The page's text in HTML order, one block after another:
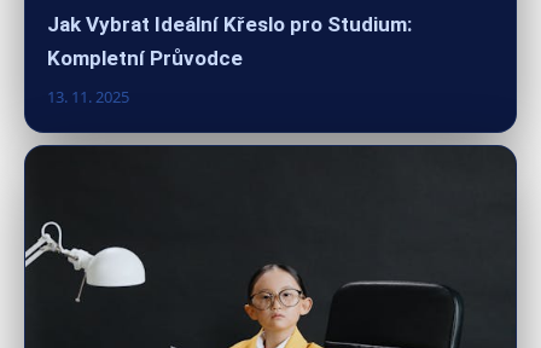
Jak Vybrat Ideální Křeslo pro Studium:
Kompletní Průvodce
13. 11. 2025